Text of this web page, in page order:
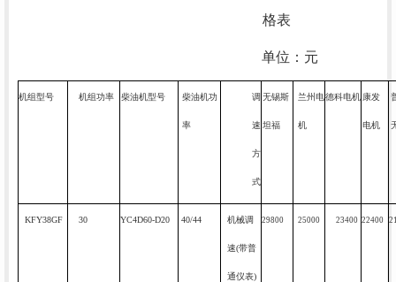
格表
单位：元
机组型号 机组功率 柴油机型号 柴油机功
率
调
速
方
式
无锡斯
坦福
兰州电
机
德科电机 康发
电机
KFY38GF 30 YC4D60-D20 40/44 机械调
速(带普
通仪表)
29800 25000 23400 22400